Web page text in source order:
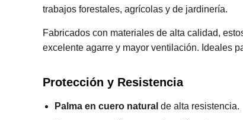
trabajos forestales, agrícolas y de jardinería.
Fabricados con materiales de alta calidad,
excelente agarre y mayor ventilación. Ideales
Protección y Resistencia
Palma en cuero natural de alta resistencia.